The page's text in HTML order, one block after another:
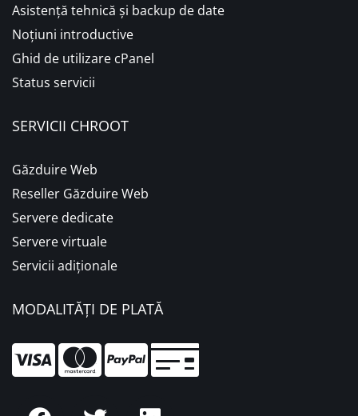
Asistență tehnică și backup de date
Noțiuni introductive
Ghid de utilizare cPanel
Status servicii
SERVICII CHROOT
Găzduire Web
Reseller Găzduire Web
Servere dedicate
Servere virtuale
Servicii adiționale
MODALITĂȚI DE PLATĂ